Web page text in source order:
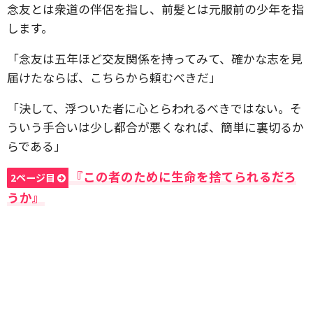
念友とは衆道の伴侶を指し、前髪とは元服前の少年を指
します。
「念友は五年ほど交友関係を持ってみて、確かな志を見
届けたならば、こちらから頼むべきだ」
「決して、浮ついた者に心とらわれるべきではない。そ
ういう手合いは少し都合が悪くなれば、簡単に裏切るか
らである」
2ページ目
『この者のために生命を捨てられるだろ
うか』